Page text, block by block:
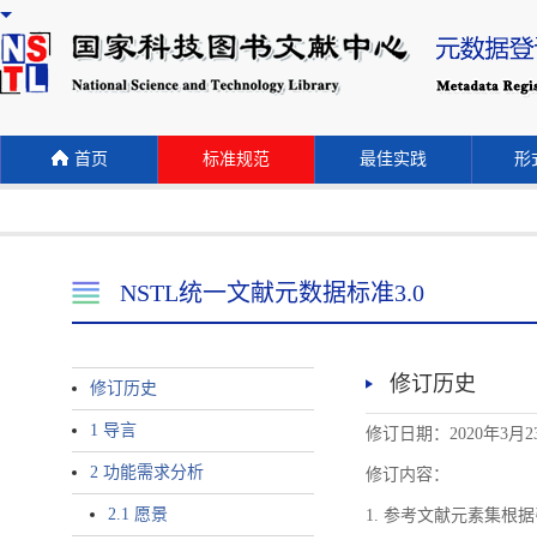
首页 标准规范 最佳实践 形
NSTL统一文献元数据标准3.0
修订历史
1 导言
2 功能需求分析
2.1 愿景
修订历史
修订日期：2020年3月
修订内容：
1. 参考文献元素集根